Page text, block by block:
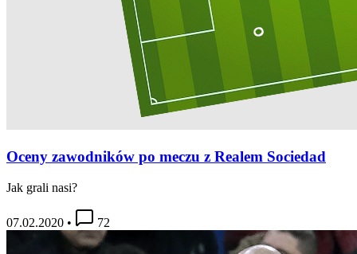
Oceny zawodników po meczu z Realem Sociedad
Jak grali nasi?
07.02.2020 • 72